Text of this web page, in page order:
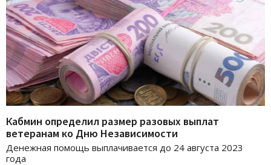
Кабмин определил размер разовых выплат
ветеранам ко Дню Независимости
Денежная помощь выплачивается до 24 августа 2023
года